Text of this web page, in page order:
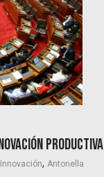
Productiva
, Antonella